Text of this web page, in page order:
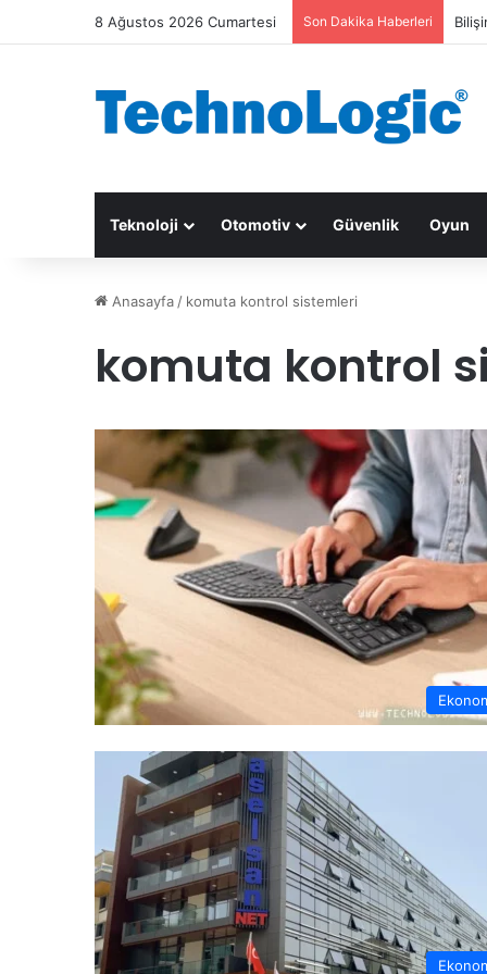
8 Ağustos 2026 Cumartesi Son Dakika Haberleri
Teknoloji Otomotiv Güvenlik Oyun
Anasayfa / komuta kontrol sistemleri
komuta kontrol